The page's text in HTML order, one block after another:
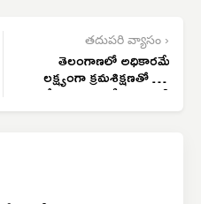
తదుపరి వ్యాసం ›
తెలంగాణలో అధికారమే
లక్ష్యంగా క్రమశిక్షణతో పని
చేయాలి: ఎమ్మెల్సీ అంజిరెడ్డి